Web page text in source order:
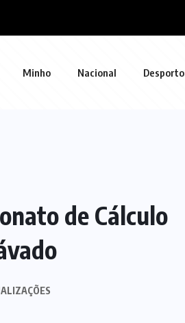
Minho Nacional Desporto
de Cálculo